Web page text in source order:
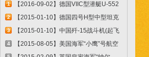
1
【2016-09-02】德国VIIC型潜艇U-552
06801
2
【2015-01-10】德国四号H型中型坦克
00920
3
【2015-01-10】中国歼-15战斗机(起飞
甲板...
4
【2015-08-05】美国海军“小鹰”号航空